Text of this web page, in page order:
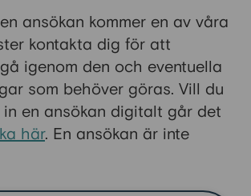
ansökan kommer en av våra
kontakta dig för att
igenom den och eventuella
som behöver göras. Vill du
en ansökan digitalt går det
här. En ansökan är inte